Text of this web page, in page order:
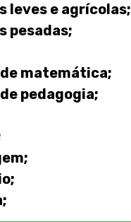
leves e agrícolas;
pesadas;
matemática;
pedagogia;